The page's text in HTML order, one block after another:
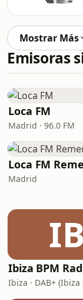
Mostrar Más
Emisoras
Loca FM
Madrid · 96.0 FM
Loca FM
Madrid
IB
Ibiza BPM